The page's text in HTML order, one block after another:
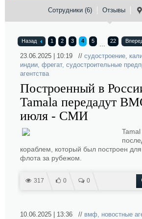
Сотрудники (6) Отзывы
Назад 1 2 3 4 5 22
23.06.2025 | 10:19 // судостроение,
индии, фрегат, судостроительные
агентства
Построенный в
Tamala передадут
июля - СМИ
Tamal
кораблем, который был построен для
флота за рубежом.
317 0 0
10.06.2025 | 13:36 // вмф, новостные